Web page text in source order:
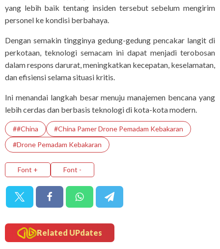
yang lebih baik tentang insiden tersebut sebelum mengirim
personel ke kondisi berbahaya.
Dengan semakin tingginya gedung-gedung pencakar langit di
perkotaan, teknologi semacam ini dapat menjadi terobosan
dalam respons darurat, meningkatkan kecepatan, keselamatan,
dan efisiensi selama situasi kritis.
Ini menandai langkah besar menuju manajemen bencana yang
lebih cerdas dan berbasis teknologi di kota-kota modern.
##China
#China Pamer Drone Pemadam Kebakaran
#Drone Pemadam Kebakaran
Font + Font -
Related UPdates